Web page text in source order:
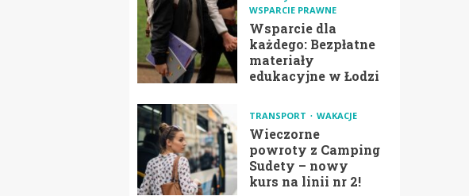
WSPARCIE PRAWNE
Wsparcie dla
każdego: Bezpłatne
materiały
edukacyjne w Łodzi
TRANSPORT WAKACJE
Wieczorne
powroty z Camping
Sudety – nowy
kurs na linii nr 2!